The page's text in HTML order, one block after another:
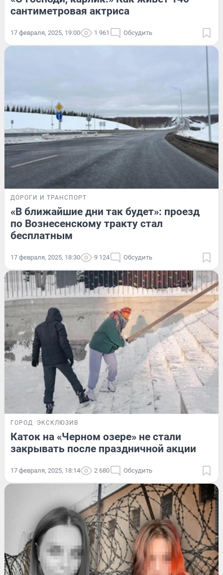
сантиметровая актриса
17 февраля, 2025, 19:00 1 961 Обсудить
ДОРОГИ И ТРАНСПОРТ
«В ближайшие дни так будет»: проезд
по Вознесенскому тракту стал
бесплатным
17 февраля, 2025, 18:30 9 124 Обсудить
ГОРОД ЭКСКЛЮЗИВ
Каток на «Черном озере» не стали
закрывать после праздничной акции
17 февраля, 2025, 18:14 2 680 Обсудить